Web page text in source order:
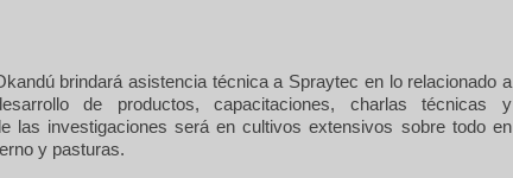
brindará asistencia técnica a Spraytec en lo relacionado a
de productos, capacitaciones, charlas técnicas y
las investigaciones será en cultivos extensivos sobre todo en
y pasturas.